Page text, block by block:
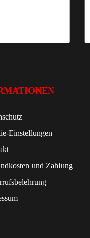
Einstellungen
und Zahlung